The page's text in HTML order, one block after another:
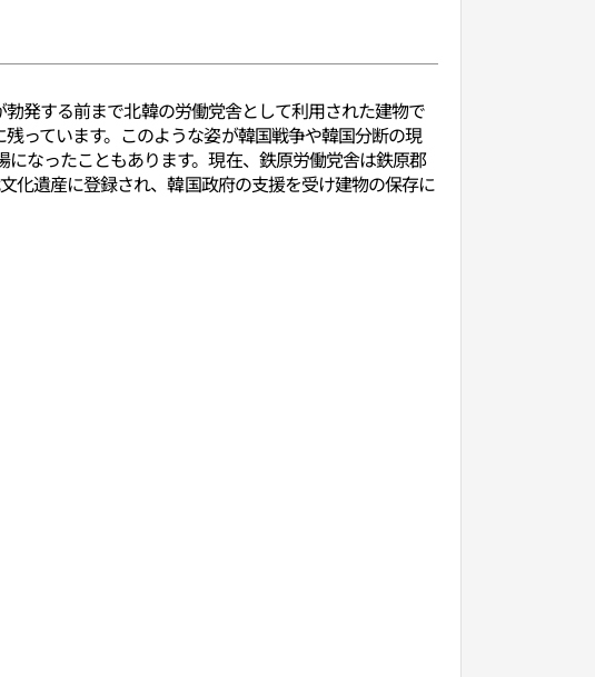
発する前まで北韓の労働党舎として利用された建物で
っています。このような姿が韓国戦争や韓国分断の現
なったこともあります。現在、鉄原労働党舎は鉄原郡
化遺産に登録され、韓国政府の支援を受け建物の保存に